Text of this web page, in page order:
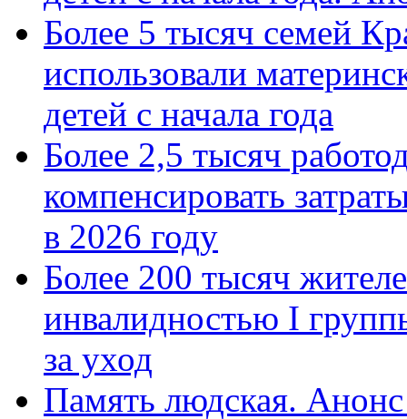
Более 5 тысяч семей
использовали
детей с начала года
Более 2,5 тысяч
компенсировать
в 2026 году
Более 200 тысяч
инвалидностью I
за уход
Память людская.